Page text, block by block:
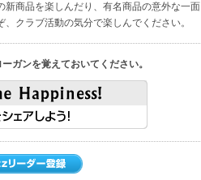
商品を楽しんだり、有名商品の意外な一面
クラブ活動の気分で楽しんでください。
ガンを覚えておいてください。